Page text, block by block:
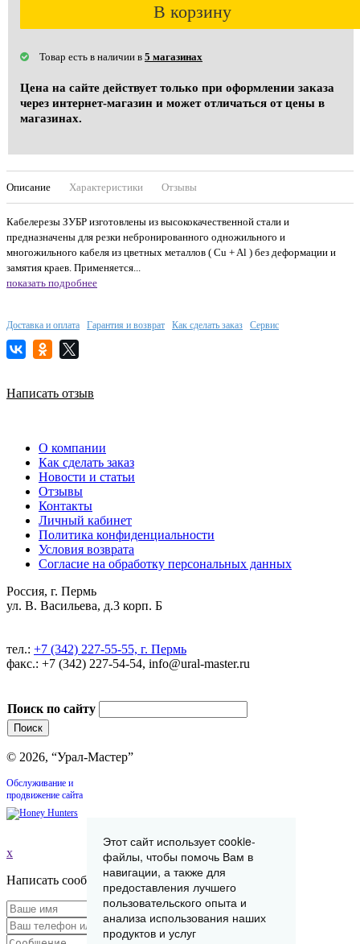
В корзину
Товар есть в наличии в 5 магазинах
Цена на сайте действует только при оформлении заказа
через интернет-магазин и может отличаться от цены в
магазинах.
Описание Характеристики Отзывы
Кабелерезы ЗУБР изготовлены из высококачественной стали и
предназначены для резки небронированного одножильного и
многожильного кабеля из цветных металлов ( Cu + Al ) без деформации и
замятия краев. Применяется...
показать подробнее
Доставка и оплата Гарантия и возврат Как сделать заказ Сервис
Написать отзыв
О компании
Как сделать заказ
Новости и статьи
Отзывы
Контакты
Личный кабинет
Политика конфиденциальности
Условия возврата
Согласие на обработку персональных данных
Россия, г. Пермь
ул. В. Васильева, д.3 корп. Б
тел.: +7 (342) 227-55-55, г. Пермь
факс.: +7 (342) 227-54-54, info@ural-master.ru
Поиск по сайту
© 2026, “Урал-Мастер”
Обслуживание и
продвижение сайта
x
Написать сообщение
Этот сайт использует cookie-
файлы, чтобы помочь Вам в
навигации, а также для
предоставления лучшего
пользовательского опыта и
анализа использования наших
продуктов и услуг